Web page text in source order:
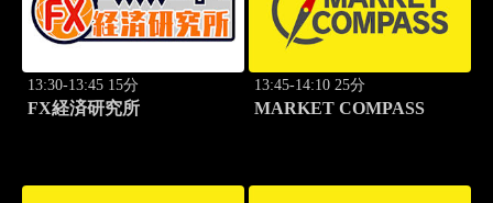
13:30-13:45 15分
FX経済研究所
13:45-14:10 25分
MARKET COMPASS